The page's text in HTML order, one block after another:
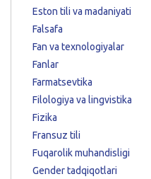
Eston tili va madaniyati
Falsafa
Fan va texnologiyalar
Fanlar
Farmatsevtika
Filologiya va lingvistika
Fizika
Fransuz tili
Fuqarolik muhandisligi
Gender tadqiqotlari